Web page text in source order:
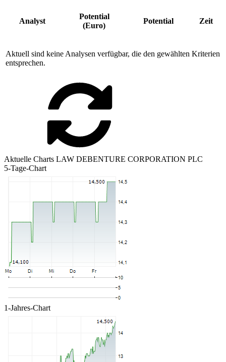
Analyst
Potential
(Euro)
Potential Zeit
Aktuell sind keine Analysen verfügbar, die den gewählten Kriterien
entsprechen.
Aktuelle Charts LAW DEBENTURE CORPORATION PLC
5-Tage-Chart
1-Jahres-Chart